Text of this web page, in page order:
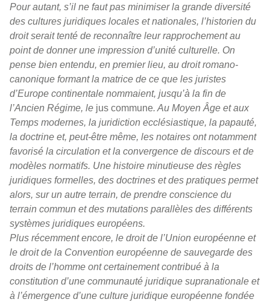
Pour autant, s’il ne faut pas minimiser la grande diversité
des cultures juridiques locales et nationales, l’historien du
droit serait tenté de reconnaître leur rapprochement au
point de donner une impression d’unité culturelle. On
pense bien entendu, en premier lieu, au droit romano-
canonique formant la matrice de ce que les juristes
d’Europe continentale nommaient, jusqu’à la fin de
l’Ancien Régime, le jus commune. Au Moyen Âge et aux
Temps modernes, la juridiction ecclésiastique, la papauté,
la doctrine et, peut-être même, les notaires ont notamment
favorisé la circulation et la convergence de discours et de
modèles normatifs. Une histoire minutieuse des règles
juridiques formelles, des doctrines et des pratiques permet
alors, sur un autre terrain, de prendre conscience du
terrain commun et des mutations parallèles des différents
systèmes juridiques européens.
Plus récemment encore, le droit de l’Union européenne et
le droit de la Convention européenne de sauvegarde des
droits de l’homme ont certainement contribué à la
constitution d’une communauté juridique supranationale et
à l’émergence d’une culture juridique européenne fondée